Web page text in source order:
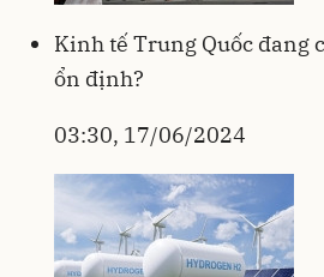
Kinh tế Trung Quốc đang
ổn định?
03:30, 17/06/2024